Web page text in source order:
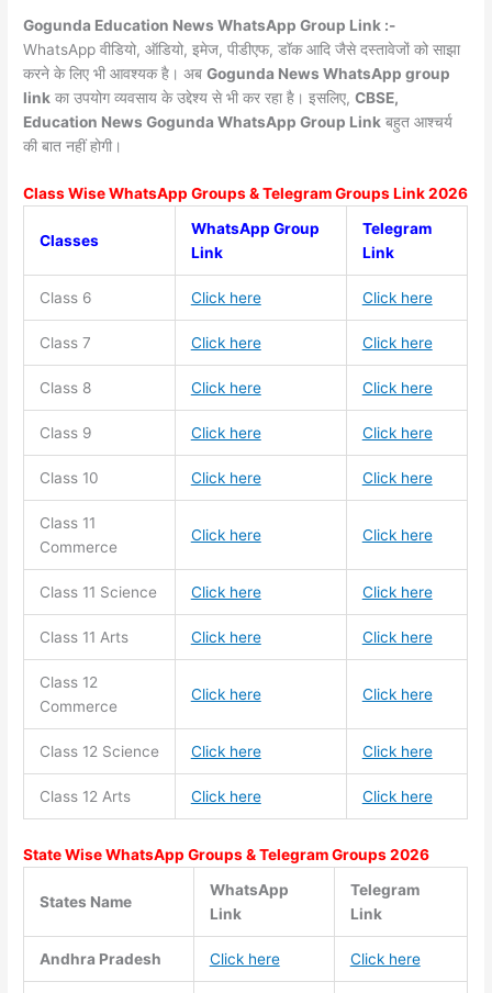
Gogunda Education News WhatsApp Group Link :-
WhatsApp वीडियो, ऑडियो, इमेज, पीडीएफ, डॉक आदि जैसे दस्तावेजों को साझा
करने के लिए भी आवश्यक है। अबGogunda NewsWhatsApp group
link का उपयोग व्यवसाय के उद्देश्य से भी कर रहा है। इसलिए,CBSE,
Education News Gogunda WhatsApp Group Link बहुत आश्चर्य
की बात नहीं होगी।
Class Wise WhatsApp Groups & Telegram Groups Link 2026
Classes
WhatsApp Group
Link
Telegram
Link
Class 6 Click here Click here
Class 7 Click here Click here
Class 8 Click here Click here
Class 9 Click here Click here
Class 10 Click here Click here
Class 11
Commerce
Click here Click here
Class 11 Science Click here Click here
Class 11 Arts Click here Click here
Class 12
Commerce
Click here Click here
Class 12 Science Click here Click here
Class 12 Arts Click here Click here
State Wise WhatsApp Groups & Telegram Groups 2026
States Name
WhatsApp
Link
Telegram
Link
Andhra Pradesh Click here Click here